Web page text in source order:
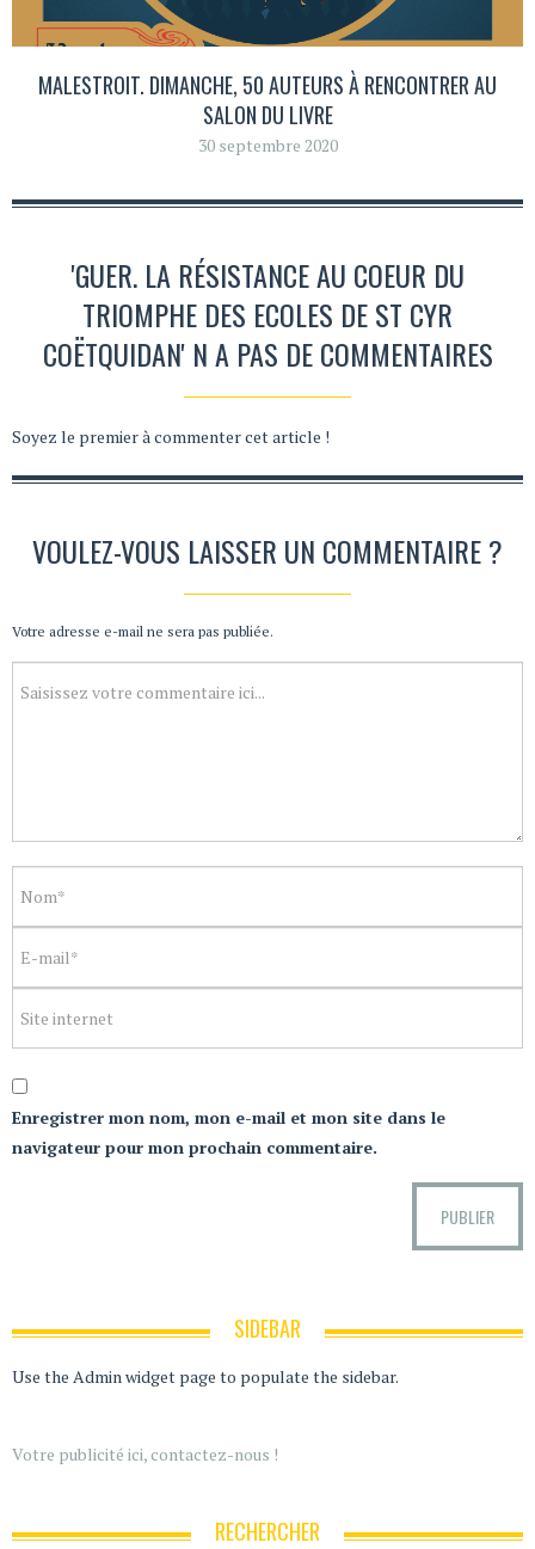
MALESTROIT. DIMANCHE, 50 AUTEURS À RENCONTRER AU
SALON DU LIVRE
30 septembre 2020
'GUER. LA RÉSISTANCE AU COEUR DU
TRIOMPHE DES ECOLES DE ST CYR
COËTQUIDAN' N A PAS DE COMMENTAIRES
Soyez le premier à commenter cet article !
VOULEZ-VOUS LAISSER UN COMMENTAIRE ?
Votre adresse e-mail ne sera pas publiée.
Enregistrer mon nom, mon e-mail et mon site dans le
navigateur pour mon prochain commentaire.
SIDEBAR
Use the Admin widget page to populate the sidebar.
Votre publicité ici, contactez-nous !
RECHERCHER